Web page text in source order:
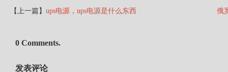
【上一篇】 ups电源，ups电源是什么东西 俄
0 Comments.
发表评论